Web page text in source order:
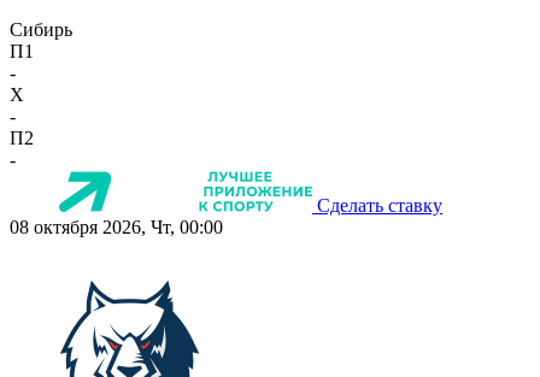
Сибирь
П1
-
X
-
П2
-
Сделать ставку
08 октября 2026, Чт, 00:00